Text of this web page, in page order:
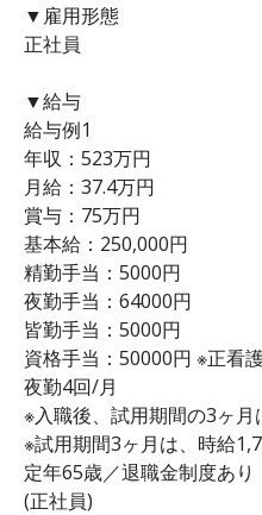
▼雇用形態
正社員
▼給与
給与例1
年収：523万円
月給：37.4万円
賞与：75万円
基本給：250,000円
精勤手当：5000円
夜勤手当：64000円
皆勤手当：5000円
資格手当：50000円 ※正看
夜勤4回/月
※入職後、試用期間の3ヶ月
※試用期間3ヶ月は、時給
定年65歳／退職金制度あり
(正社員)